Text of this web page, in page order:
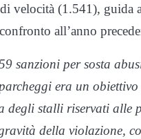
velocità (1.541),
all’anno
sanzioni per sosta
era un
degli stalli riservati alle
della violazione,